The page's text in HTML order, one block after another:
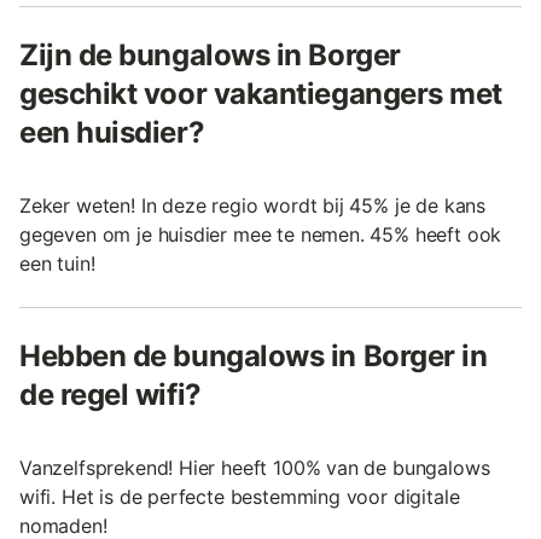
Zijn de bungalows in Borger
geschikt voor vakantiegangers met
een huisdier?
Zeker weten! In deze regio wordt bij 45% je de kans
gegeven om je huisdier mee te nemen. 45% heeft ook
een tuin!
Hebben de bungalows in Borger in
de regel wifi?
Vanzelfsprekend! Hier heeft 100% van de bungalows
wifi. Het is de perfecte bestemming voor digitale
nomaden!